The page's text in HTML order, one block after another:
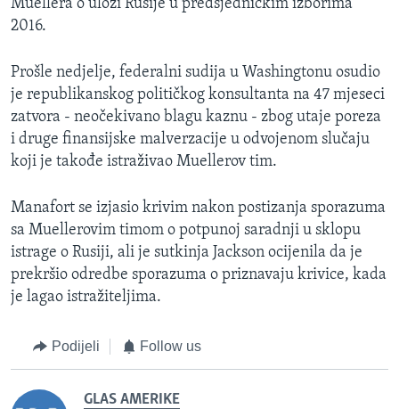
Muellera o ulozi Rusije u predsjedničkim izborima
2016.
Prošle nedjelje, federalni sudija u Washingtonu osudio
je republikanskog političkog konsultanta na 47 mjeseci
zatvora - neočekivano blagu kaznu - zbog utaje poreza
i druge finansijske malverzacije u odvojenom slučaju
koji je takođe istraživao Muellerov tim.
Manafort se izjasio krivim nakon postizanja sporazuma
sa Muellerovim timom o potpunoj saradnji u sklopu
istrage o Rusiji, ali je sutkinja Jackson ocijenila da je
prekršio odredbe sporazuma o priznavaju krivice, kada
je lagao istražiteljima.
Podijeli Follow us
GLAS AMERIKE